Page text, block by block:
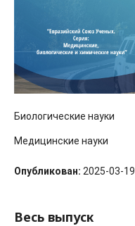
Биологические науки
Медицинские науки
Опубликован: 2025-03-19
Весь выпуск